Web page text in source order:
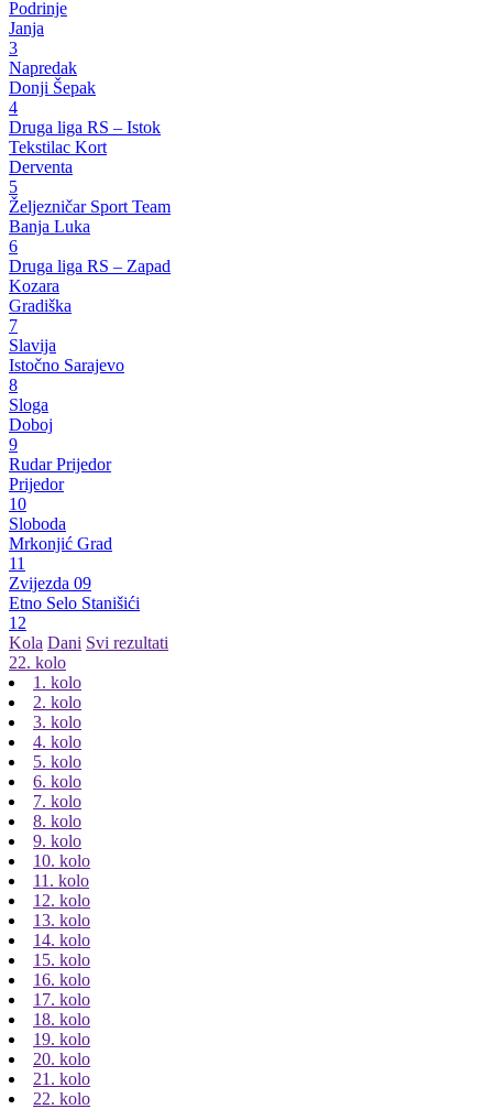
Podrinje
Janja
3
Napredak
Donji Šepak
4
Druga liga RS – Istok
Tekstilac Kort
Derventa
5
Željezničar Sport Team
Banja Luka
6
Druga liga RS – Zapad
Kozara
Gradiška
7
Slavija
Istočno Sarajevo
8
Sloga
Doboj
9
Rudar Prijedor
Prijedor
10
Sloboda
Mrkonjić Grad
11
Zvijezda 09
Etno Selo Stanišići
12
Kola Dani Svi rezultati
22. kolo
1. kolo
2. kolo
3. kolo
4. kolo
5. kolo
6. kolo
7. kolo
8. kolo
9. kolo
10. kolo
11. kolo
12. kolo
13. kolo
14. kolo
15. kolo
16. kolo
17. kolo
18. kolo
19. kolo
20. kolo
21. kolo
22. kolo